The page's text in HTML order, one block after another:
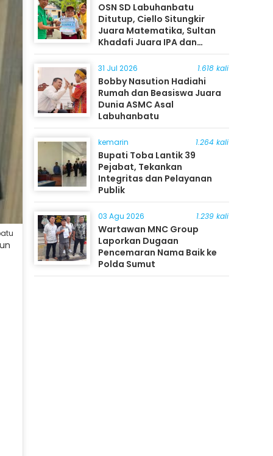
OSN SD Labuhanbatu
Ditutup, Ciello Situngkir
Juara Matematika, Sultan
Khadafi Juara IPA dan
Timothy Rangkuti Juara IPS
31 Jul 2026 1.618 kali
Bobby Nasution Hadiahi
Rumah dan Beasiswa Juara
Dunia ASMC Asal
Labuhanbatu
kemarin 1.264 kali
Bupati Toba Lantik 39
Pejabat, Tekankan
Integritas dan Pelayanan
Publik
03 Agu 2026 1.239 kali
Wartawan MNC Group
Laporkan Dugaan
Pencemaran Nama Baik ke
Polda Sumut